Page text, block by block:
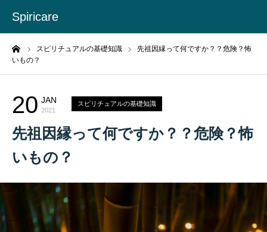
Spiricare
スピリチュアルの基礎知識
先祖因縁って何ですか？？危険？怖
いもの？
20 JAN
2021
スピリチュアルの基礎知識
先祖因縁って何ですか？？危険？怖
いもの？